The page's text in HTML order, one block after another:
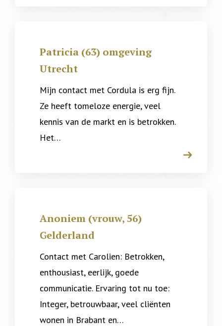
Patricia (63) omgeving
Utrecht
Mijn contact met Cordula is erg fijn.
Ze heeft tomeloze energie, veel
kennis van de markt en is betrokken.
Het…
arrow
Anoniem (vrouw, 56)
Gelderland
Contact met Carolien: Betrokken,
enthousiast, eerlijk, goede
communicatie. Ervaring tot nu toe:
Integer, betrouwbaar, veel cliënten
wonen in Brabant en…